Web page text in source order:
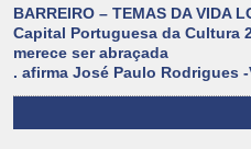
BARREIRO – TEMAS DA VIDA
Capital Portuguesa da Cultura
merece ser abraçada
. afirma José Paulo Rodrigues -